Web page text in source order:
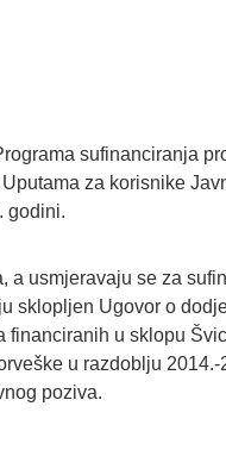
sufinanciranja
za korisnike
godini.
a usmjeravaju se za
sklopljen Ugovor o
u sklopu
u razdoblju
poziva.